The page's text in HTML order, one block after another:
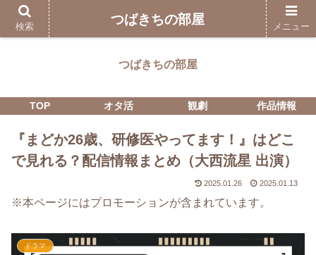
つばきちの部屋
TOP オタ活 観劇 作品情報
『まどか26歳、研修医やってます！』はどこ
で見れる？配信情報まとめ（大西流星 出演）
2025.01.26 2025.01.13
※本ページにはプロモーションが含まれています。
ドラマ
検索 つばきちの部屋 メニュー